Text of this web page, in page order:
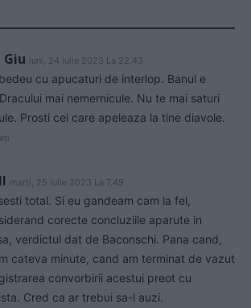
Giu luni, 24 iulie 2023 La 22.43
cu apucaturi de interlop. Banul e
mai nemernicule. Nu te mai saturi
Prosti cei care apeleaza la tine diavole.
marți, 25 iulie 2023 La 7.49
total. Si eu gandeam cam la fel,
corecte concluziile aparute in
verdictul dat de Baconschi. Pana cand,
cateva minute, cand am terminat de vazut
convorbirii acestui preot cu
Cred ca ar trebui sa-l auzi.